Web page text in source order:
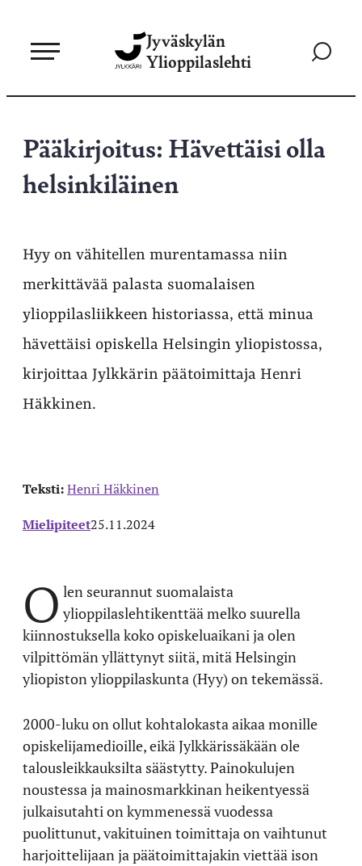
sisältöön
Jyväskylän
Ylioppilaslehti
Siirry
Pääkirjoitus: Hävettäisi olla
helsinkiläinen
Hyy on vähitellen murentamassa niin
merkittävää palasta suomalaisen
ylioppilasliikkeen historiassa, että minua
hävettäisi opiskella Helsingin yliopistossa,
kirjoittaa Jylkkärin päätoimittaja Henri
Häkkinen.
Teksti:Henri Häkkinen
Mielipiteet25.11.2024
O len seurannut suomalaista
ylioppilaslehtikenttää melko suurella
kiinnostuksella koko opiskeluaikani ja olen
vilpittömän yllättynyt siitä, mitä Helsingin
yliopiston ylioppilaskunta (Hyy) on tekemässä.
2000-luku on ollut kohtalokasta aikaa monille
opiskelijamedioille, eikä Jylkkärissäkään ole
talousleikkauksilta säästytty. Painokulujen
noustessa ja mainosmarkkinan heikentyessä
julkaisutahti on kymmenessä vuodessa
puolittunut, vakituinen toimittaja on vaihtunut
harjoittelijaan ja päätoimittajakin viettää ison